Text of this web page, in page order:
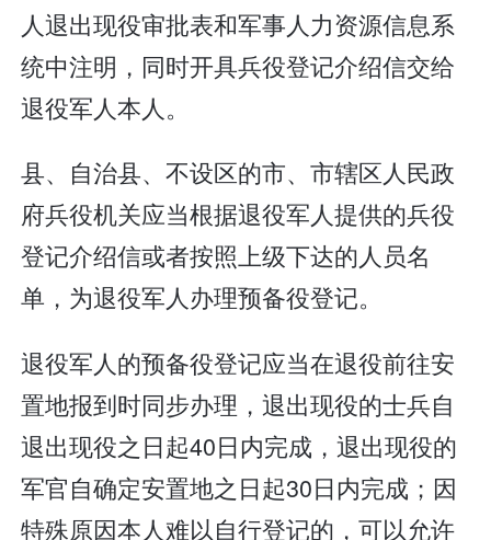
人退出现役审批表和军事人力资源信息系
统中注明，同时开具兵役登记介绍信交给
退役军人本人。
县、自治县、不设区的市、市辖区人民政
府兵役机关应当根据退役军人提供的兵役
登记介绍信或者按照上级下达的人员名
单，为退役军人办理预备役登记。
退役军人的预备役登记应当在退役前往安
置地报到时同步办理，退出现役的士兵自
退出现役之日起40日内完成，退出现役的
军官自确定安置地之日起30日内完成；因
特殊原因本人难以自行登记的，可以允许